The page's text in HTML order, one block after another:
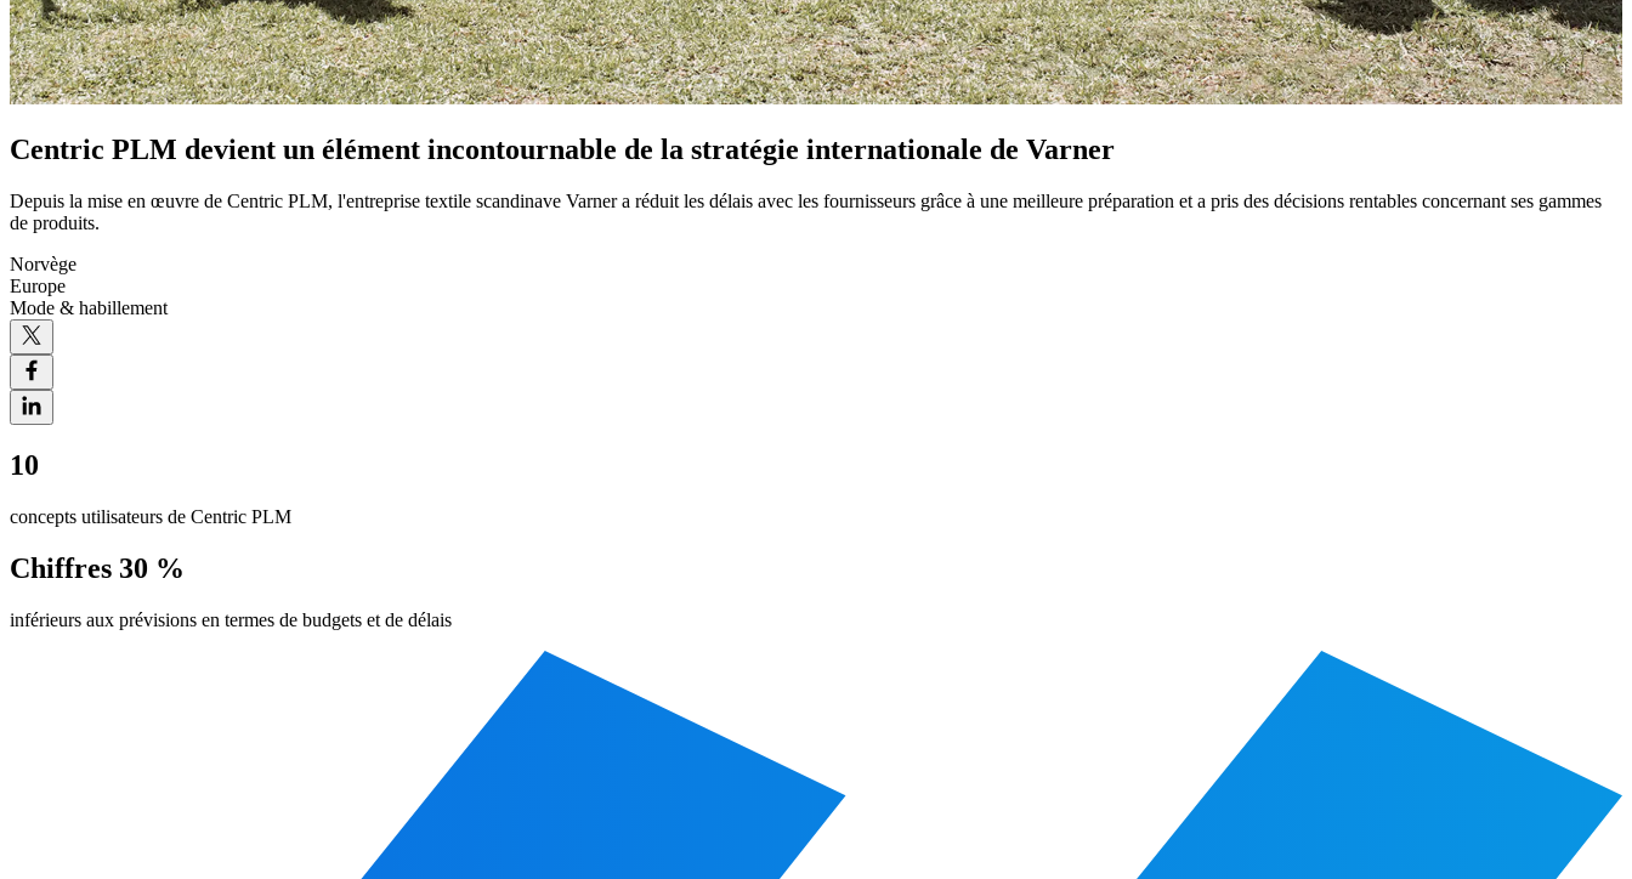
Centric PLM devient un élément incontournable de la stratégie internationale de Varner
Depuis la mise en œuvre de Centric PLM, l'entreprise textile scandinave Varner a réduit les délais avec les fournisseurs grâce à une meilleure préparation et a pris des décisions rentables concernant ses gammes
de produits.
Norvège
Europe
Mode & habillement
10
concepts utilisateurs de Centric PLM
Chiffres 30 %
inférieurs aux prévisions en termes de budgets et de délais